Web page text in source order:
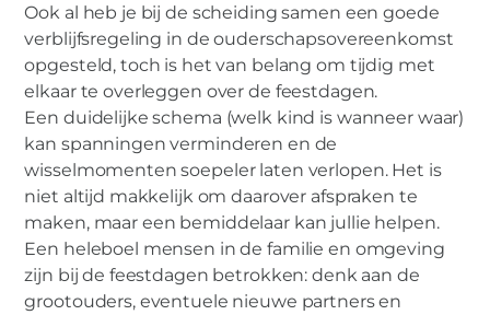
Ook al heb je bij de scheiding samen een goede
verblijfsregeling in de ouderschapsovereenkomst
opgesteld, toch is het van belang om tijdig met
elkaar te overleggen over de feestdagen.
Een duidelijke schema (welk kind is wanneer waar)
kan spanningen verminderen en de
wisselmomenten soepeler laten verlopen. Het is
niet altijd makkelijk om daarover afspraken te
maken, maar een bemiddelaar kan jullie helpen.
Een heleboel mensen in de familie en omgeving
zijn bij de feestdagen betrokken: denk aan de
grootouders, eventuele nieuwe partners en